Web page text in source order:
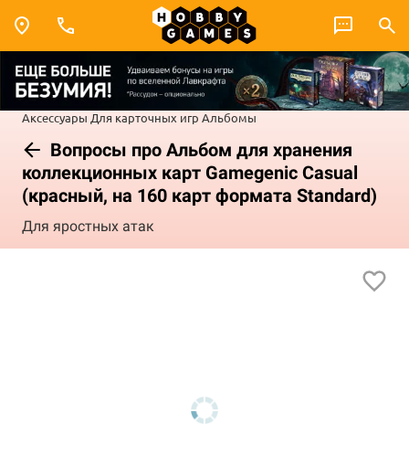
Аксессуары Для карточных игр Альбомы
Вопросы про Альбом для хранения
коллекционных карт Gamegenic Casual
(красный, на 160 карт формата Standard)
Для яростных атак